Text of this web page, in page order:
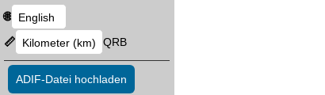
🌐
📏 QRB
ADIF-Datei hochladen